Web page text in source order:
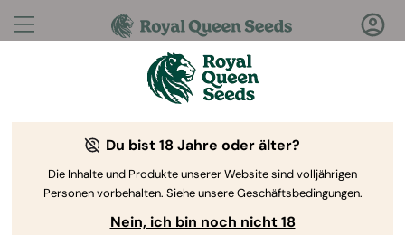
Fragen?Antworten!
Willkommen im Royal Queen Seeds Help Center
Du bist 18 Jahre oder älter?
Die Inhalte und Produkte unserer Website sind volljährigen
Personen vorbehalten. Siehe unsere Geschäftsbedingungen.
Nein, ich bin noch nicht 18